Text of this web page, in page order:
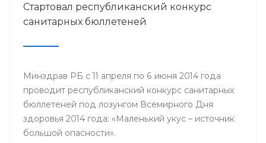
Стартовал республиканский конкурс
санитарных бюллетеней
Минздрав РБ с 11 апреля по 6 июня 2014 года
проводит республиканский конкурс санитарных
бюллетеней под лозунгом Всемирного Дня
здоровья 2014 года: «Маленький укус – источник
большой опасности».